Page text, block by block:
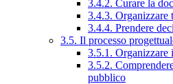
3.4.2. Curare la
3.4.3.
3.4.4. Prendere
3.5. Il processo
3.5.1. Organizzare
3.5.2.
pubblico